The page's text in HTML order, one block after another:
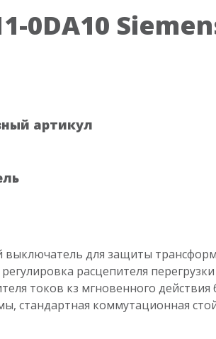
0DA10
артикул
выключатель для защиты
расцепителя перегрузки
токов кз мгновенного действия
стандартная коммутационная